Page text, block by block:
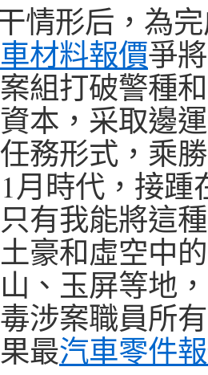
情形后，為
材料報價爭
組打破警種
本，采取邊
務形式，乘
月時代，接踵
有我能將這
豪和虛空中
、玉屏等地
涉案職員所
最汽車零件